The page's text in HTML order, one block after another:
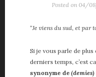
Posted on 04/
“Je viens du sud, et par
Si je vous parle de plus
derniers temps, c’est
synonyme de (demies)
Vie de papa
ME, MYSELF AND I